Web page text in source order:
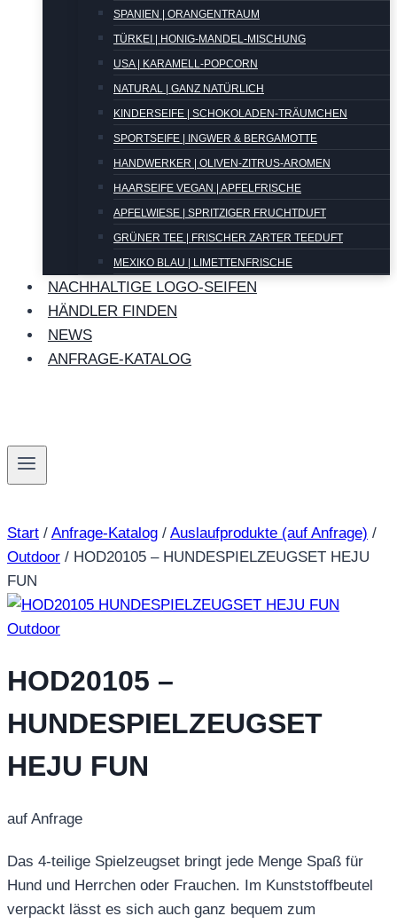
SPANIEN | ORANGENTRAUM
TÜRKEI | HONIG-MANDEL-MISCHUNG
USA | KARAMELL-POPCORN
NATURAL | GANZ NATÜRLICH
KINDERSEIFE | SCHOKOLADEN-TRÄUMCHEN
SPORTSEIFE | INGWER & BERGAMOTTE
HANDWERKER | OLIVEN-ZITRUS-AROMEN
HAARSEIFE VEGAN | APFELFRISCHE
APFELWIESE | SPRITZIGER FRUCHTDUFT
GRÜNER TEE | FRISCHER ZARTER TEEDUFT
MEXIKO BLAU | LIMETTENFRISCHE
NACHHALTIGE LOGO-SEIFEN
HÄNDLER FINDEN
NEWS
ANFRAGE-KATALOG
Start / Anfrage-Katalog / Auslaufprodukte (auf Anfrage) /
Outdoor / HOD20105 – HUNDESPIELZEUGSET HEJU
FUN
Outdoor
HOD20105 –
HUNDESPIELZEUGSET
HEJU FUN
auf Anfrage
Das 4-teilige Spielzeugset bringt jede Menge Spaß für
Hund und Herrchen oder Frauchen. Im Kunststoffbeutel
verpackt lässt es sich auch ganz bequem zum